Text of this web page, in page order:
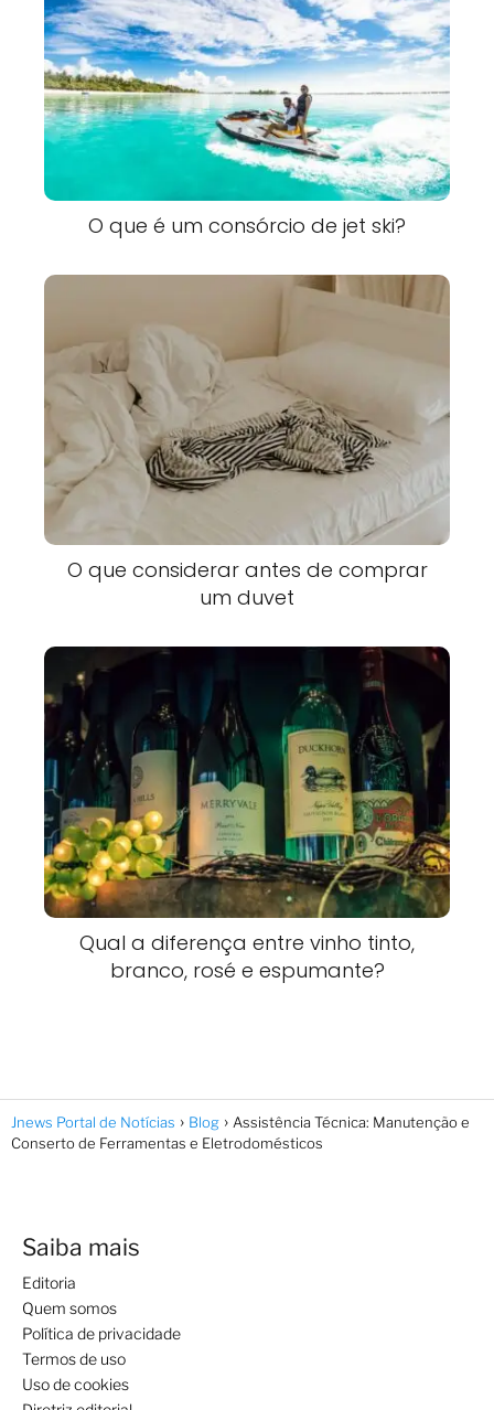
O que é um consórcio de jet ski?
O que considerar antes de comprar
um duvet
Qual a diferença entre vinho tinto,
branco, rosé e espumante?
Jnews Portal de Notícias Blog
Assistência Técnica: Manutenção e
Conserto de Ferramentas e Eletrodomésticos
Saiba mais
Editoria
Quem somos
Política de privacidade
Termos de uso
Uso de cookies